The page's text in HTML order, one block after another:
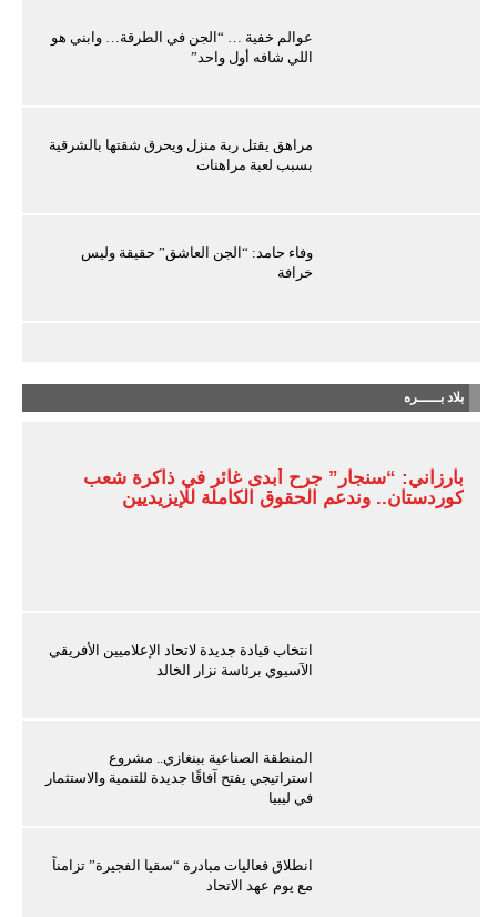
عوالم خفية … “الجن في الطرقة… وابني هو
اللي شافه أول واحد”
مراهق يقتل ربة منزل ويحرق شقتها بالشرقية
بسبب لعبة مراهنات
وفاء حامد: “الجن العاشق” حقيقة وليس
خرافة
بلاد بـــــره
بارزاني: “سنجار” جرح أبدى غائر في ذاكرة شعب
كوردستان.. وندعم الحقوق الكاملة للإيزيديين
انتخاب قيادة جديدة لاتحاد الإعلاميين الأفريقي
الآسيوي برئاسة نزار الخالد
المنطقة الصناعية ببنغازي.. مشروع
استراتيجي يفتح آفاقًا جديدة للتنمية والاستثمار
في ليبيا
انطلاق فعاليات مبادرة “سقيا الفجيرة” تزامناً
مع يوم عهد الاتحاد